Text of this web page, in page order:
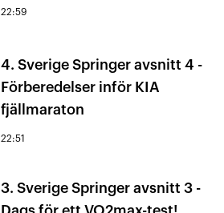
22:59
4. Sverige Springer avsnitt 4 -
Förberedelser inför KIA
fjällmaraton
22:51
3. Sverige Springer avsnitt 3 -